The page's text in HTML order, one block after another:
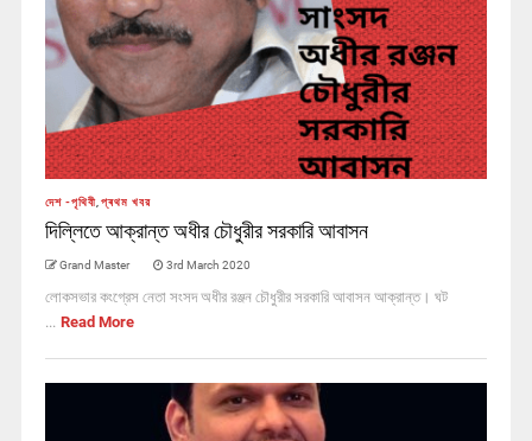
দেশ -পৃথিবী, প্ৰথম খবর
দিল্লিতে আক্রান্ত অধীর চৌধুরীর সরকারি আবাসন
Grand Master 3rd March 2020
লোকসভার কংগ্রেস নেতা সংসদ অধীর রঞ্জন চৌধুরীর সরকারি আবাসন আক্রান্ত। ঘট
... Read More